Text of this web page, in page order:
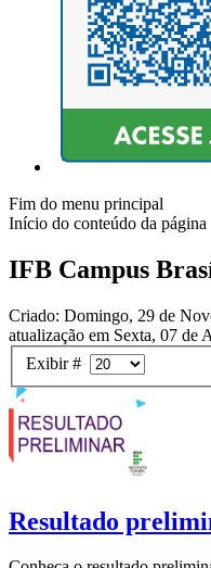
Fim do menu principal
Início do conteúdo da página
IFB Campus
Criado: Domingo, 29 de
atualização em Sexta, 07 de
Exibir #
Resultado